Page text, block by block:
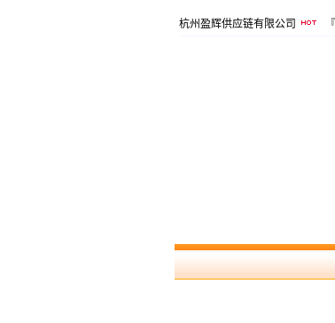
杭州盈辉供应链有限公司 『